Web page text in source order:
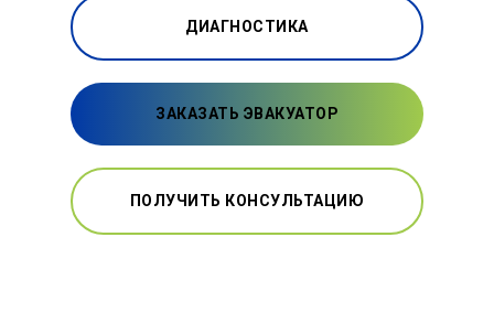
ДИАГНОСТИКА
ЗАКАЗАТЬ ЭВАКУАТОР
ПОЛУЧИТЬ КОНСУЛЬТАЦИЮ